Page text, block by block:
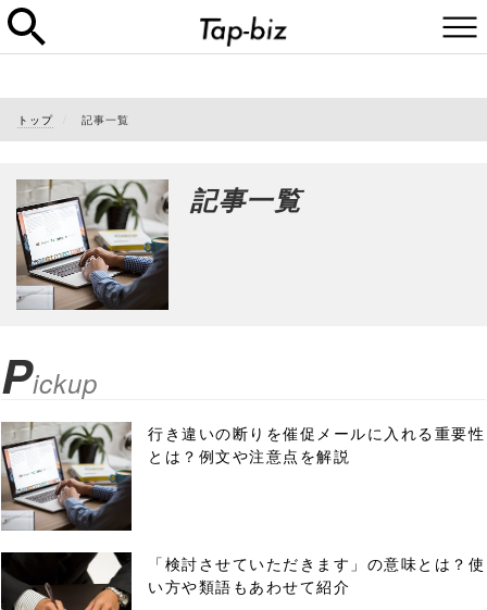
トップ 記事一覧
記事一覧
Pickup
行き違いの断りを催促メールに入れる重要性
とは？例文や注意点を解説
「検討させていただきます」の意味とは？使
い方や類語もあわせて紹介